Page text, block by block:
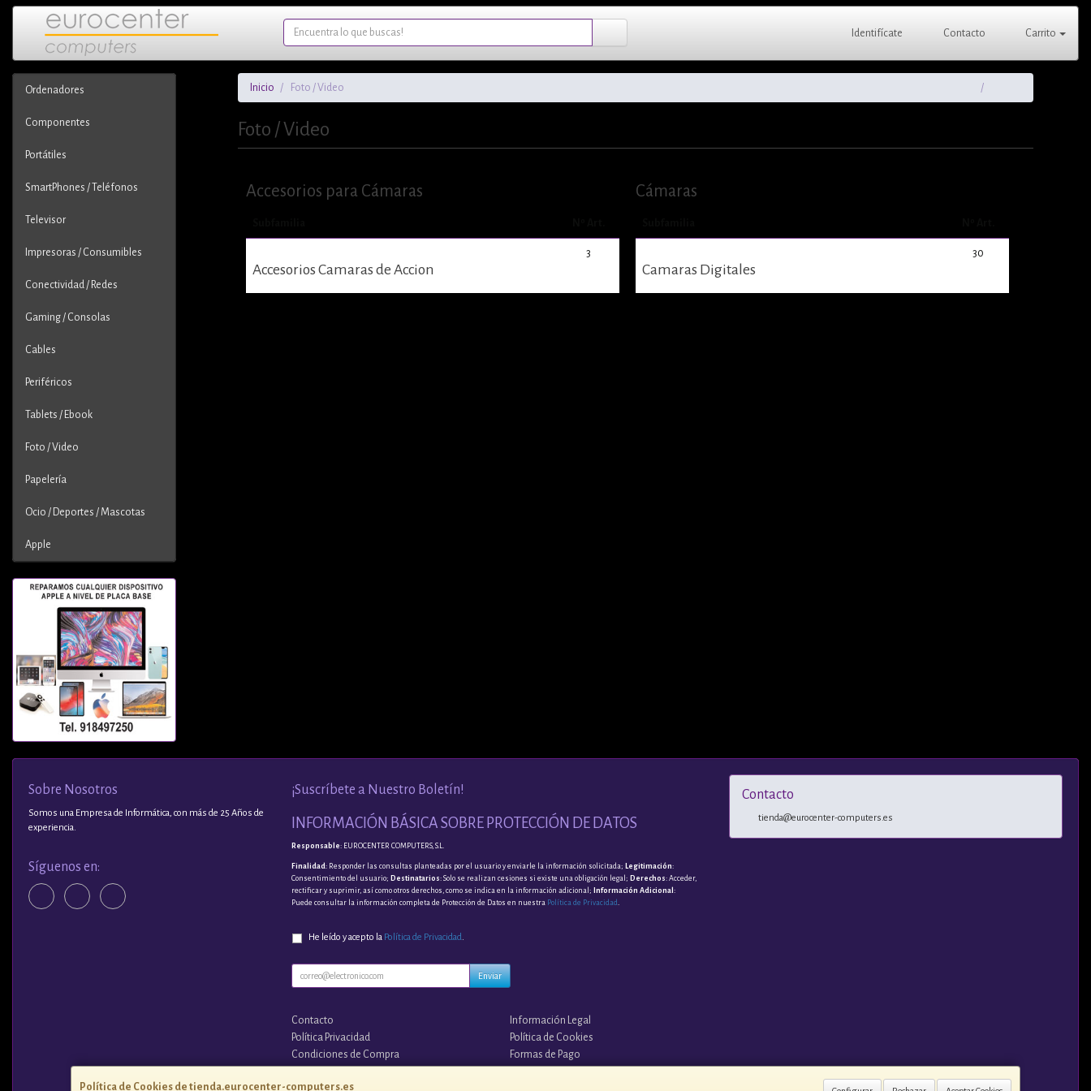
Identifícate Contacto Carrito
Ordenadores
Componentes
Portátiles
SmartPhones / Teléfonos
Televisor
Impresoras / Consumibles
Conectividad / Redes
Gaming / Consolas
Cables
Periféricos
Tablets / Ebook
Foto / Video
Papelería
Ocio / Deportes / Mascotas
Apple
Inicio Foto / Video
Foto / Video
Accesorios para Cámaras
Accesorios Camaras de Accion
3
Cámaras
Camaras Digitales
30
Política de Cookies de tienda.eurocenter-computers.es
Sobre Nosotros
Somos una Empresa de Informática, con más de 25 Años de
experiencia.
Síguenos en:
¡Suscríbete a Nuestro Boletín!
INFORMACIÓN BÁSICA SOBRE PROTECCIÓN DE DATOS
Responsable: EUROCENTER COMPUTERS, S.L.
Finalidad: Responder las consultas planteadas por el usuario y enviarle la información solicitada; Legitimación:
Consentimiento del usuario; Destinatarios: Solo se realizan cesiones si existe una obligación legal; Derechos: Acceder,
rectificar y suprimir, así como otros derechos, como se indica en la información adicional; Información Adicional :
Puede consultar la información completa de Protección de Datos en nuestra Política de Privacidad.
He leído y acepto la Política de Privacidad.
Enviar
Contacto
Información Legal
Política Privacidad
Política de Cookies
Condiciones de Compra
Formas de Pago
Contacto
tienda@eurocenter-computers.es